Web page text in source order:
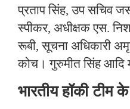
प्रताप सिंह, उप सचिव
स्पीकर, अधीक्षक एस.
रूबी, सूचना अधिकारी
कोच। गुरुमीत सिंह आदि
भारतीय हॉकी टीम